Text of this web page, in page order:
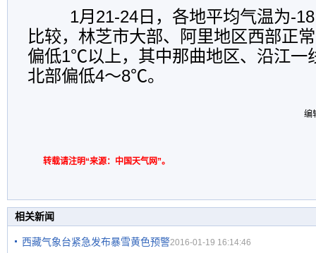
1月21-24日，各地平均气温为-
比较，林芝市大部、阿里地区西部正
偏低1℃以上，其中那曲地区、沿江一
北部偏低4～8℃。
编
转载请注明“来源：中国天气网”。
相关新闻
西藏气象台紧急发布暴雪黄色预警2016-01-19 16:14:46